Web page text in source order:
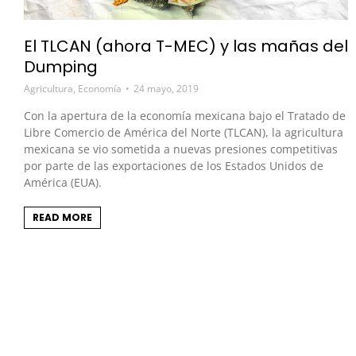
El TLCAN (ahora T-MEC) y las mañas del
Dumping
Agricultura, Economía 24 mayo, 2019
Con la apertura de la economía mexicana bajo el Tratado de
Libre Comercio de América del Norte (TLCAN), la agricultura
mexicana se vio sometida a nuevas presiones competitivas
por parte de las exportaciones de los Estados Unidos de
América (EUA).
READ MORE